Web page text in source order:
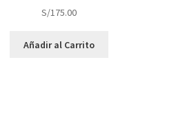
S/175.00
Añadir al Carrito